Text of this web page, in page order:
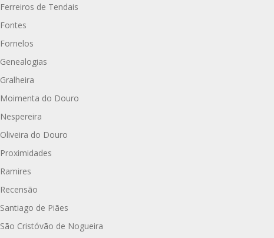
Ferreiros de Tendais
Fontes
Fornelos
Genealogias
Gralheira
Moimenta do Douro
Nespereira
Oliveira do Douro
Proximidades
Ramires
Recensão
Santiago de Piães
São Cristóvão de Nogueira